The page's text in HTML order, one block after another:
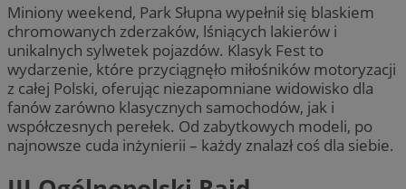
Miniony weekend, Park Słupna wypełnił się blaskiem
chromowanych zderzaków, lśniących lakierów i
unikalnych sylwetek pojazdów. Klasyk Fest to
wydarzenie, które przyciągnęło miłośników motoryzacji
z całej Polski, oferując niezapomniane widowisko dla
fanów zarówno klasycznych samochodów, jak i
współczesnych perełek. Od zabytkowych modeli, po
najnowsze cuda inżynierii – każdy znalazł coś dla siebie.